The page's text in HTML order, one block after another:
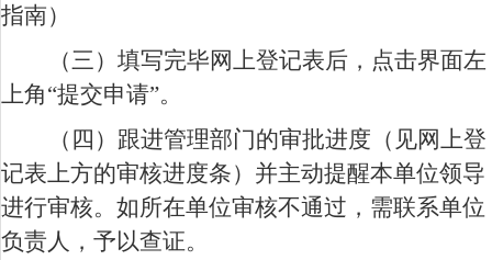
指南）
（三）填写完毕网上登记表后，点击界面左
上角“提交申请”。
（四）跟进管理部门的审批进度（见网上登
记表上方的审核进度条）并主动提醒本单位领导
进行审核。如所在单位审核不通过，需联系单位
负责人，予以查证。